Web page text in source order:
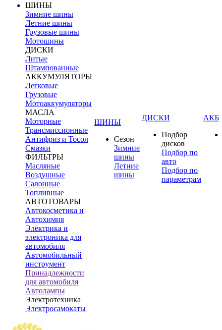
ШИНЫ
Зимние шины
Летние шины
Грузовые шины
Мотошины
ДИСКИ
Литые
Штампованные
АККУМУЛЯТОРЫ
Легковые
Грузовые
Мотоаккумуляторы
МАСЛА
Моторные
Трансмиссионные
Антифриз и Тосол
Смазки
ФИЛЬТРЫ
Масляные
Воздушные
Салонные
Топливные
АВТОТОВАРЫ
Автокосметика и
Автохимия
Электрика и
электроника для
автомобиля
Автомобильный
инструмент
Принадлежности
для автомобиля
Автолампы
Электротехника
Электросамокаты
ШИНЫ
Сезон
Зимние
шины
Летние
шины
ДИСКИ
Подбор
дисков
Подбор по
авто
Подбор по
параметрам
АКБ